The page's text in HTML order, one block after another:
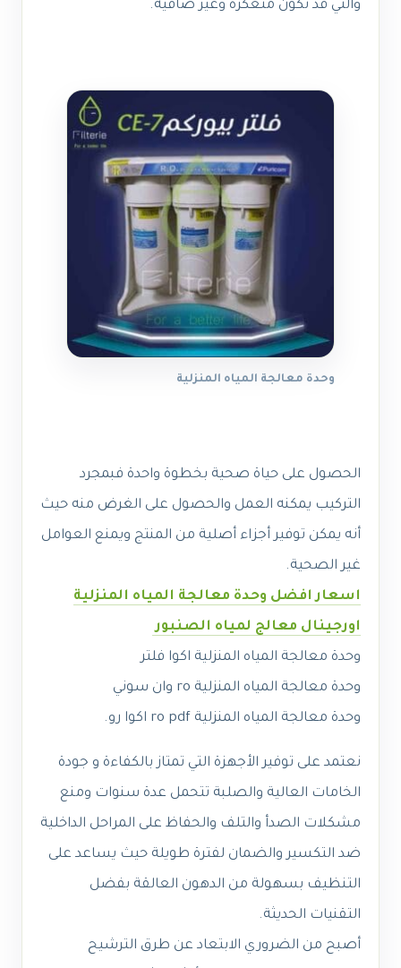
والتي قد تكون متعكرة وغير صافية.
وحدة معالجة المياه المنزلية
الحصول على حياة صحية بخطوة واحدة فبمجرد
التركيب يمكنه العمل والحصول على الغرض منه حيث
أنه يمكن توفير أجزاء أصلية من المنتج ويمنع العوامل
غير الصحية.
اسعار افضل وحدة معالجة المياه المنزلية
اورجينال معالج لمياه الصنبور
وحدة معالجة المياه المنزلية اكوا فلتر
وحدة معالجة المياه المنزلية ro وان سوني
وحدة معالجة المياه المنزلية ro pdf اكوا رو.
نعتمد على توفير الأجهزة التي تمتاز بالكفاءة و جودة
الخامات العالية والصلبة تتحمل عدة سنوات ومنع
مشكلات الصدأ والتلف والحفاظ على المراحل الداخلية
ضد التكسير والضمان لفترة طويلة حيث يساعد على
التنظيف بسهولة من الدهون العالقة بفضل
التقنيات الحديثة.
أصبح من الضروري الابتعاد عن طرق الترشيح